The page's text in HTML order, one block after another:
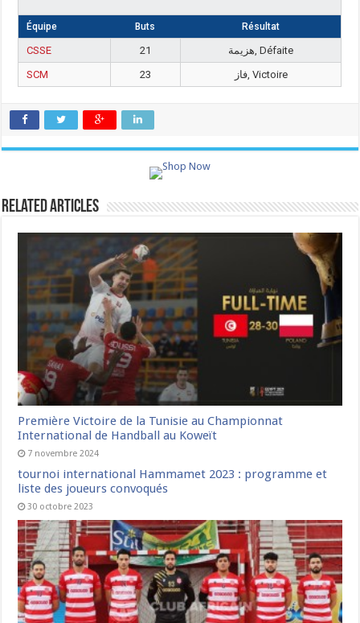
Équipe Buts Résultat
CSSE 21
هزيمة, Défaite
SCM
23 فاز, Victoire
Related Articles
Première Victoire de la Tunisie au Championnat
International de Handball au Koweït
7 novembre 2024
tournoi international Hammamet 2023 : programme et
liste des joueurs convoqués
30 octobre 2023